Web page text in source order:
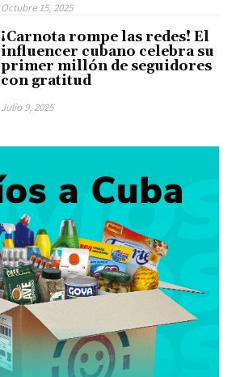
Octubre 15, 2025
¡Carnota rompe las redes! El
influencer cubano celebra su
primer millón de seguidores
con gratitud
Julio 9, 2025